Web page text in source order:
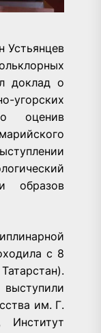
Устьянцев
доклад о
угорских
оценив
образов
с 8
им. Г.